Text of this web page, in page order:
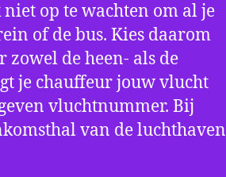
op te wachten om al je
of de bus. Kies daarom
de heen- als de
je chauffeur jouw vlucht
vluchtnummer. Bij
van de luchthaven